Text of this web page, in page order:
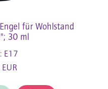
für Wohlstand
30 ml
E17